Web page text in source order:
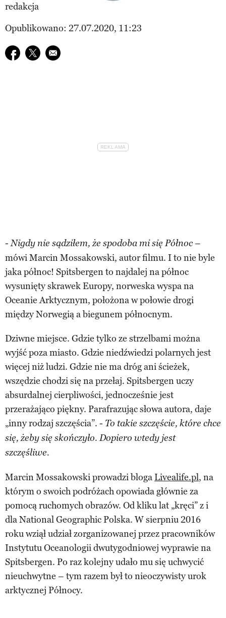
redakcja
Opublikowano: 27.07.2020, 11:23
Udostępnij na facebook
Udostępnij na twitter
E-mail do przyjaciela
-Nigdy nie sądziłem, że spodoba mi się Północ–
mówi Marcin Mossakowski, autor filmu. I to nie byle
jaka północ! Spitsbergen to najdalej na północ
wysunięty skrawek Europy, norweska wyspa na
Oceanie Arktycznym, położona w połowie drogi
między Norwegią a biegunem północnym.
Dziwne miejsce. Gdzie tylko ze strzelbami można
wyjść poza miasto. Gdzie niedźwiedzi polarnych jest
więcej niż ludzi. Gdzie nie ma dróg ani ścieżek,
wszędzie chodzi się na przełaj. Spitsbergen uczy
absurdalnej cierpliwości, jednocześnie jest
przerażająco piękny. Parafrazując słowa autora, daje
„inny rodzaj szczęścia”. - To takie szczęście, które chce
się, żeby się skończyło. Dopiero wtedy jest
szczęśliwe.
Marcin Mossakowski prowadzi bloga Livealife.pl, na
którym o swoich podróżach opowiada głównie za
pomocą ruchomych obrazów. Od kliku lat „kręci” z i
dla National Geographic Polska. W sierpniu 2016
roku wziął udział zorganizowanej przez pracowników
Instytutu Oceanologii dwutygodniowej wyprawie na
Spitsbergen. Po raz kolejny udało mu się uchwycić
nieuchwytne – tym razem był to nieoczywisty urok
arktycznej Północy.